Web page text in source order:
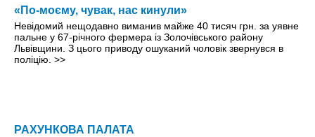
«По-моєму, чувак, нас кинули»
Невідомий нещодавно виманив майже 40 тисяч грн. за уявне
пальне у 67-річного фермера із Золочівського району
Львівщини. З цього приводу ошуканий чоловік звернувся в
поліцію. >>
РАХУНКОВА ПАЛАТА